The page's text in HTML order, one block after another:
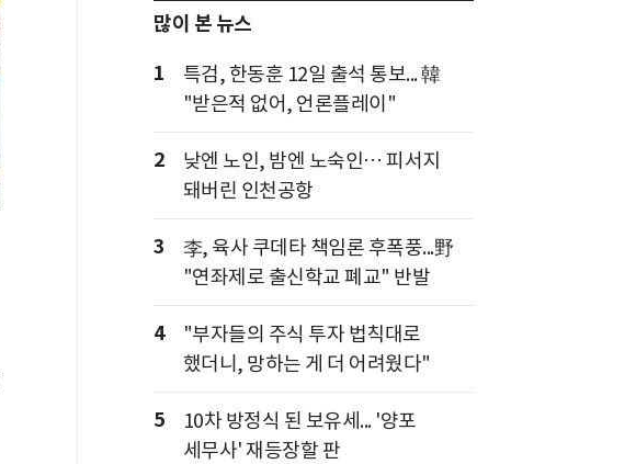
많이 본 뉴스
1
특검, 한동훈 12일 출석 통보... 韓
"받은적 없어, 언론플레이"
2
낮엔 노인, 밤엔 노숙인… 피서지
돼버린 인천공항
3
李, 육사 쿠데타 책임론 후폭풍...野
"연좌제로 출신학교 폐교" 반발
4
"부자들의 주식 투자 법칙대로
했더니, 망하는 게 더 어려웠다"
5
10차 방정식 된 보유세... '양포
세무사' 재등장할 판